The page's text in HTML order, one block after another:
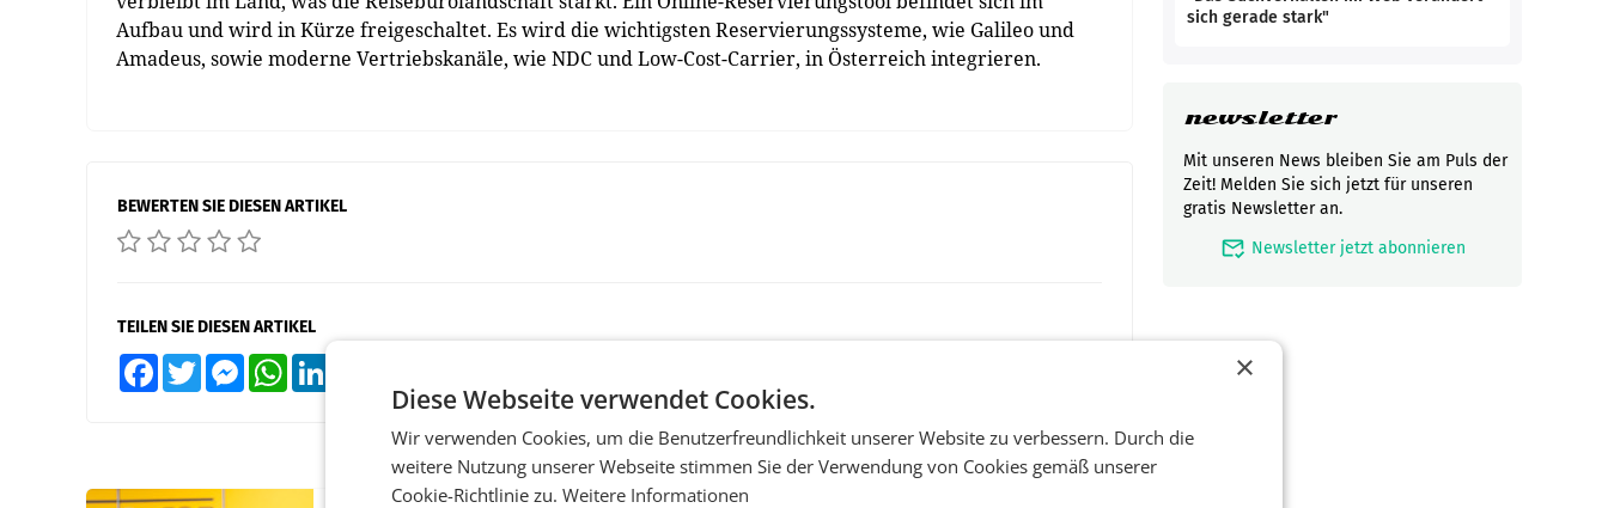
Aufbau und wird in Kürze freigeschaltet. Es wird die wichtigsten Reservierungssysteme, wie Galileo und
Amadeus, sowie moderne Vertriebskanäle, wie NDC und Low-Cost-Carrier, in Österreich integrieren.
BEWERTEN SIE DIESEN ARTIKEL
TEILEN SIE DIESEN ARTIKEL
FacebookTwitter MessengerWhatsApp
sich gerade stark"
newsletter
Mit unseren News bleiben Sie am Puls der
Zeit! Melden Sie sich jetzt für unseren
gratis Newsletter an.
mark_email_read Newsletter jetzt abonnieren
×
Diese Webseite verwendet Cookies.
Wir verwenden Cookies, um die Benutzerfreundlichkeit unserer Website zu verbessern. Durch die
weitere Nutzung unserer Webseite stimmen Sie der Verwendung von Cookies gemäß unserer
Cookie-Richtlinie zu. Weitere Informationen